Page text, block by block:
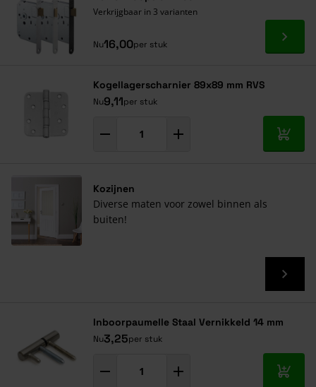
Verkrijgbaar in 3 varianten
Nu16,00per stuk Ga
Kogellagerscharnier 89x89 mm RVS
Nu9,11per stuk
In
Kozijnen
Diverse maten voor zowel binnen als
buiten!
Inboorpaumelle Staal Vernikkeld 14 mm
Nu3,25per stuk
In